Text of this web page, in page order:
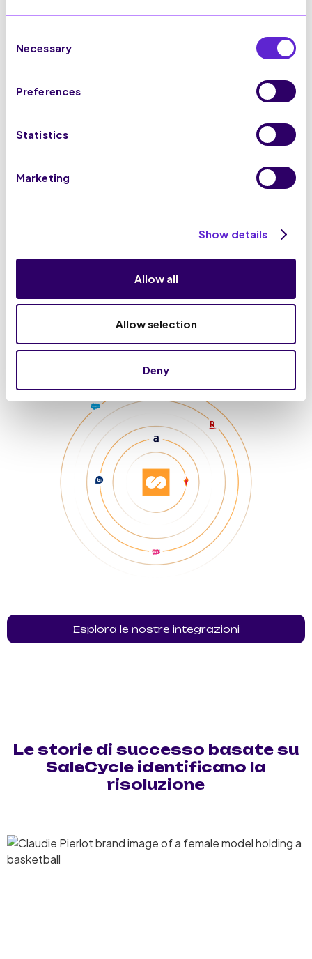
Selection
Necessary
Preferences
Statistics
Marketing
Show details
Allow all
Allow selection
Deny
Connetti SaleCycle con
i tuoi strumenti preferiti
Esplora le nostre integrazioni
Le storie di successo basate su
SaleCycle identificano la
risoluzione